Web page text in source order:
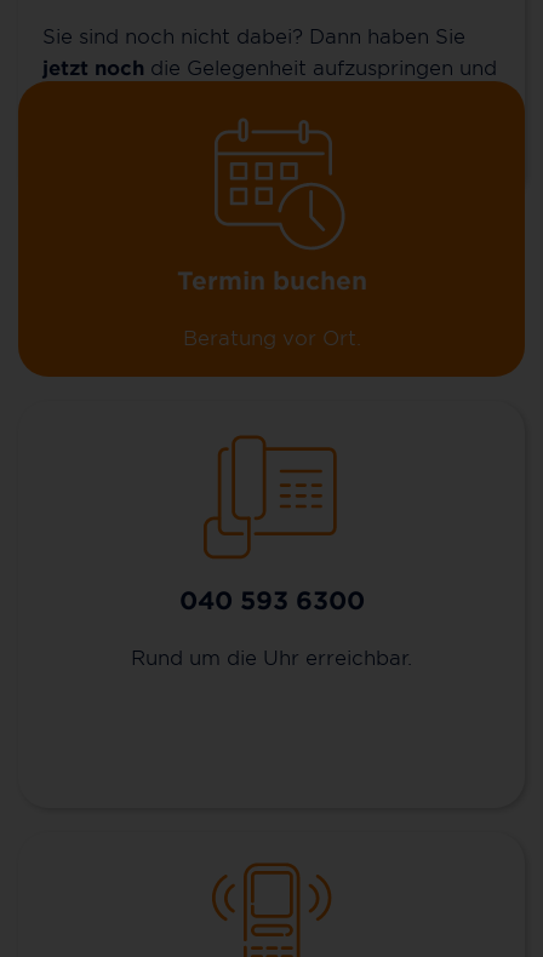
Sie sind noch nicht dabei? Dann haben Sie
jetzt noch die Gelegenheit aufzuspringen und
spätere Baukosten von bis zu 1.990 EUR zu
Termin buchen
Beratung vor Ort.
040 593 6300
Rund um die Uhr erreichbar.